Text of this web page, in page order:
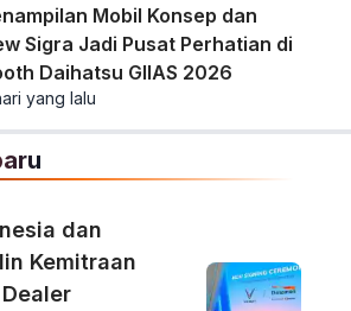
Mobil Konsep dan
Sigra Jadi Pusat Perhatian di
Daihatsu GIIAS 2026
yang lalu
dan
Kemitraan